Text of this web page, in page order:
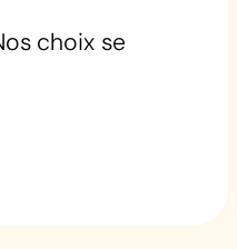
choix se